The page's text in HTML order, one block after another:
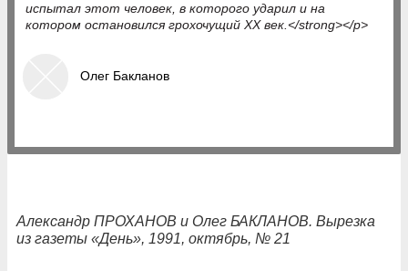
испытал этот человек, в которого ударил и на
котором остановился грохочущий ХХ век.</strong></p>
Олег Бакланов
Александр ПРОХАНОВ и Олег БАКЛАНОВ. Вырезка
из газеты «День», 1991, октябрь, № 21